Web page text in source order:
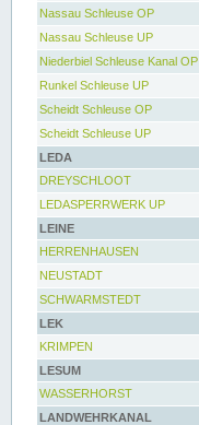
Nassau Schleuse OP
Nassau Schleuse UP
Niederbiel Schleuse Kanal OP
Runkel Schleuse UP
Scheidt Schleuse OP
Scheidt Schleuse UP
LEDA
DREYSCHLOOT
LEDASPERRWERK UP
LEINE
HERRENHAUSEN
NEUSTADT
SCHWARMSTEDT
LEK
KRIMPEN
LESUM
WASSERHORST
LANDWEHRKANAL